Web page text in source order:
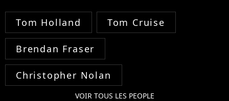
Tom Holland Tom Cruise
Brendan Fraser
Christopher Nolan
VOIR TOUS LES PEOPLE